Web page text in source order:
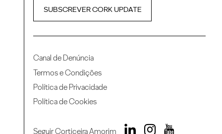
SUBSCREVER CORK UPDATE
Canal de Denúncia
Termos e Condições
Política de Privacidade
Política de Cookies
Seguir Corticeira Amorim